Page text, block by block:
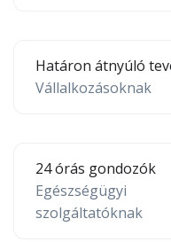
Határon átnyúló
Vállalkozásoknak
24 órás gondozók
Egészségügyi
szolgáltatóknak